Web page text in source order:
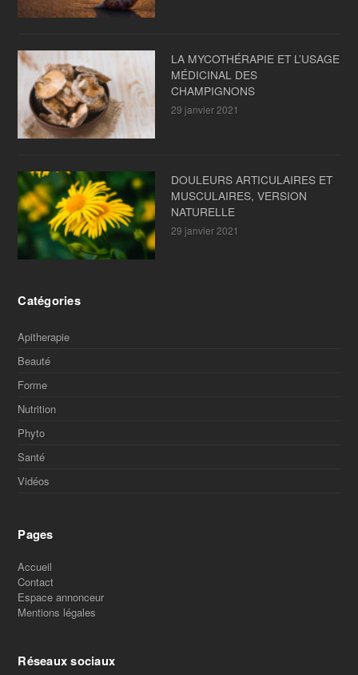
LA MYCOTHÉRAPIE ET L’USAGE
MÉDICINAL DES
CHAMPIGNONS
29 janvier 2021
DOULEURS ARTICULAIRES ET
MUSCULAIRES, VERSION
NATURELLE
29 janvier 2021
Catégories
Apitherapie
Beauté
Forme
Nutrition
Phyto
Santé
Vidéos
Pages
Accueil
Contact
Espace annonceur
Mentions légales
Réseaux sociaux